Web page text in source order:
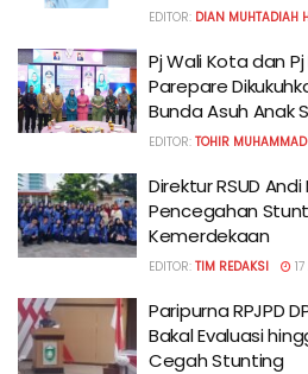
EDITOR: DIAN MUHTADIAH
Pj Wali Kota dan
Parepare
Bunda Asuh Anak
EDITOR: TOHIR MUHAMMAD
Direktur RSUD
Pencegahan
Kemerdekaan
EDITOR: TIM REDAKSI
Paripurna RPJPD
Bakal Evaluasi
Cegah Stunting